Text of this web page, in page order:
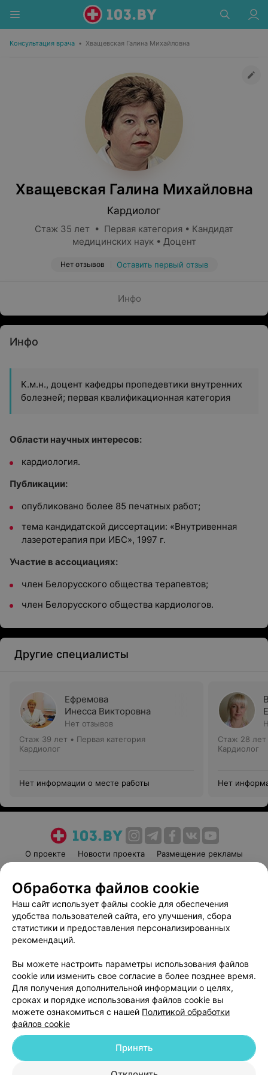
Консультация врача • Хващевская Галина Михайловна
Хващевская Галина Михайловна
Кардиолог
Стаж 35 лет • Первая категория • Кандидат
медицинских наук • Доцент
Нет отзывов Оставить первый отзыв
Инфо
Инфо
К.м.н., доцент кафедры пропедевтики внутренних
болезней; первая квалификационная категория
Области научных интересов:
кардиология.
Публикации:
опубликовано более 85 печатных работ;
тема кандидатской диссертации: «Внутривенная
лазеротерапия при ИБС», 1997 г.
Участие в ассоциациях:
член Белорусского общества терапевтов;
член Белорусского общества кардиологов.
Другие специалисты
Ефремова
Инесса Викторовна
Нет отзывов
Стаж 39 лет • Первая категория
Кардиолог
Нет информации о месте работы
Стаж 28 лет
Кардиолог
Нет
О проекте Новости проекта
Размещение рекламы
Пользовательское соглашение
Способы оплаты
Вакансии
Партнеры
Написать руководителю 103.by
Обработка персональных данных
© 2026 ООО «Артокс Лаб», УНП 191700409
| 220012, Республика Беларусь,
Обработка файлов cookie
Наш сайт использует файлы cookie для обеспечения
удобства пользователей сайта, его улучшения, сбора
статистики и предоставления персонализированных
рекомендаций.
Вы можете настроить параметры использования файлов
cookie или изменить свое согласие в более позднее время.
Для получения дополнительной информации о целях,
сроках и порядке использования файлов cookie вы
можете ознакомиться с нашей Политикой обработки
файлов cookie
Принять